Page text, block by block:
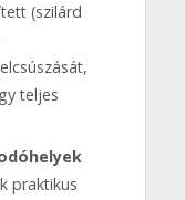
(szilárd
teljes
praktikus